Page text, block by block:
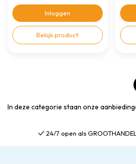
Inloggen
Bekijk product
In deze categorie staan onze
Gratis verzending al